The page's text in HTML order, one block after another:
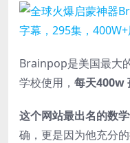
Brainpop是美国最大
学校使用， 每天400w
这个网站最出名的数学
确，更是因为他充分